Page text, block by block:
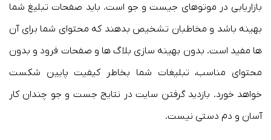
بازاریابی در موتوهای جیست و جو است. باید صفحات تبلیغ شما
بهینه باشد و مخاطبان تشخیص بدهند که محتوای شما برای آن
ها مفید است. بدون بهینه سازی بلاگ ها و صفحات فرود و بدون
محتوای مناسب، تبلیغات شما بخاطر کیفیت پایین شکست
خواهد خورد. بازدید گرفتن سایت در نتایج جست و جو چندان کار
آسان و دم دستی نیست.